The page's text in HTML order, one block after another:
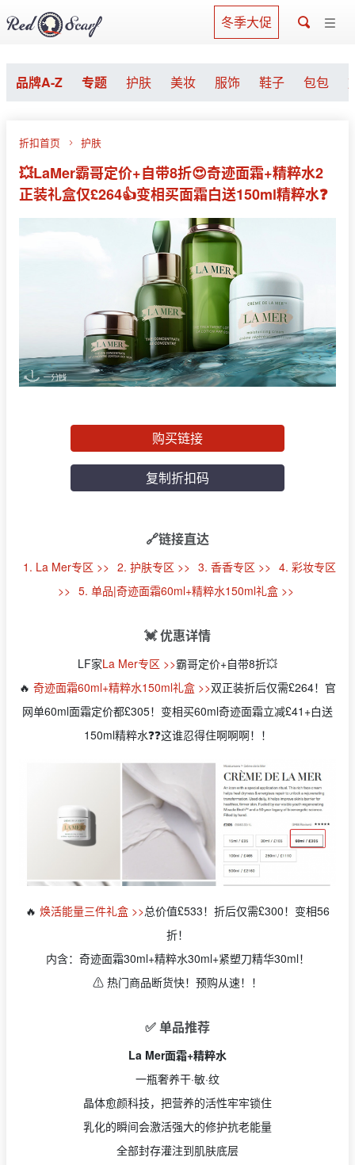
冬季大促
品牌A-Z 专题 护肤 美妆 服饰 鞋子 包包
折扣首页 护肤
💥LaMer霸哥定价+自带8折😍奇迹面霜+精粹水2
正装礼盒仅£264👍变相买面霜白送150ml精粹水❓
购买链接
复制折扣码
🔗链接直达
1. La Mer专区 >> 2. 护肤专区 >> 3. 香香专区 >> 4. 彩妆专区
>> 5. 单品|奇迹面霜60ml+精粹水150ml礼盒 >>
💓 优惠详情
LF家La Mer专区 >>霸哥定价+自带8折💥
🔥 奇迹面霜60ml+精粹水150ml礼盒 >>双正装折后仅需£264！官
网单60ml面霜定价都£305！变相买60ml奇迹面霜立减£41+白送
150ml精粹水❓❓这谁忍得住啊啊啊！！
🔥 焕活能量三件礼盒 >>总价值£533！折后仅需£300！变相56
折！
内含：奇迹面霜30ml+精粹水30ml+紧塑刀精华30ml！
⚠️ 热门商品断货快！预购从速！！
✅ 单品推荐
La Mer面霜+精粹水
一瓶奢养干·敏·纹
晶体愈颜科技，把营养的活性牢牢锁住
乳化的瞬间会激活强大的修护抗老能量
全部封存灌注到肌肤底层